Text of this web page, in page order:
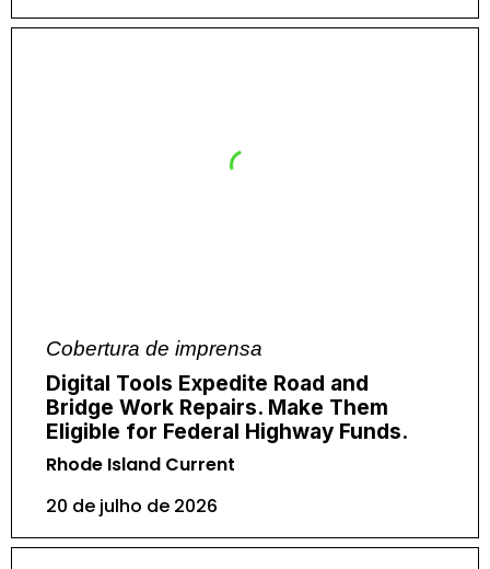
Cobertura de imprensa
Digital Tools Expedite Road and
Bridge Work Repairs. Make Them
Eligible for Federal Highway Funds.
Rhode Island Current
20 de julho de 2026